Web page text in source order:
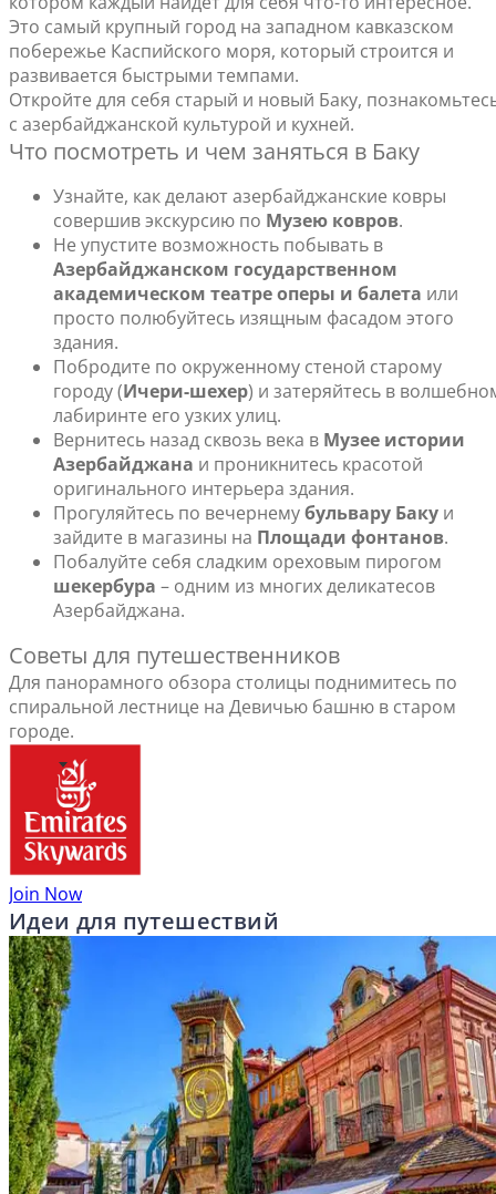
Это самый крупный город на западном кавказском
побережье Каспийского моря, который строится и
развивается быстрыми темпами.
Откройте для себя старый и новый Баку,
с азербайджанской культурой и кухней.
Что посмотреть и чем заняться в Баку
Узнайте, как делают азербайджанские ковры
совершив экскурсию по Музею ковров.
Не упустите возможность побывать в
Азербайджанском государственном
академическом театре оперы и балета или
просто полюбуйтесь изящным фасадом этого
здания.
Побродите по окруженному стеной старому
городу (Ичери-шехер) и затеряйтесь в
лабиринте его узких улиц.
Вернитесь назад сквозь века в Музее истории
Азербайджана и проникнитесь красотой
оригинального интерьера здания.
Прогуляйтесь по вечернемубульвару Баку и
зайдите в магазины на Площади фонтанов.
Побалуйте себя сладким ореховым пирогом
шекербура – одним из многих деликатесов
Азербайджана.
Советы для путешественников
Для панорамного обзора столицы поднимитесь по
спиральной лестнице на Девичью башню в старом
городе.
Join Now
Идеи для путешествий